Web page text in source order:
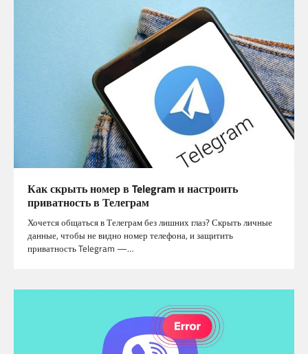
Как скрыть номер в Telegram и настроить
приватность в Телеграм
Хочется общаться в Телеграм без лишних глаз? Скрыть личные
данные, чтобы не видно номер телефона, и защитить
приватность Telegram —…